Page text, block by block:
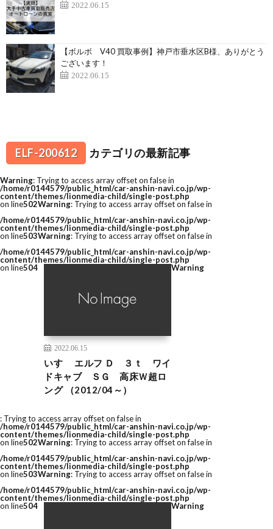
2022.06.15
【ボルボ V40 買取事例】神戸市垂水区B様、ありがとう
ございます！
2022.06.15
ELF-200612 カテゴリの最新記事
Warning: Trying to access array offset on false in
/home/r0144579/public_html/car-anshin-navi.co.jp/wp-
content/themes/lionmedia-child/single-post.php
on line502Warning: Trying to access array offset on false in
/home/r0144579/public_html/car-anshin-navi.co.jp/wp-
content/themes/lionmedia-child/single-post.php
on line503Warning: Trying to access array offset on false in
/home/r0144579/public_html/car-anshin-navi.co.jp/wp-
content/themes/lionmedia-child/single-post.php
on line504
2022.06.15
いすゞ エルフ Ｄ ３ｔ ワイ
ドキャブ ＳＧ 高床Ｗ超ロ
ング （2012/04～）
Warning
: Trying to access array offset on false in
/home/r0144579/public_html/car-anshin-navi.co.jp/wp-
content/themes/lionmedia-child/single-post.php
on line502Warning: Trying to access array offset on false in
/home/r0144579/public_html/car-anshin-navi.co.jp/wp-
content/themes/lionmedia-child/single-post.php
on line503Warning: Trying to access array offset on false in
/home/r0144579/public_html/car-anshin-navi.co.jp/wp-
content/themes/lionmedia-child/single-post.php
on line504 Warning